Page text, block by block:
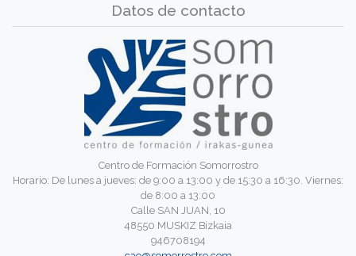
Datos de contacto
Centro de Formación Somorrostro
Horario: De lunes a jueves: de 9:00 a 13:00 y de 15:30 a 16:30. Viernes:
de 8:00 a 13:00
Calle SAN JUAN, 10
48550 MUSKIZ Bizkaia
946708194